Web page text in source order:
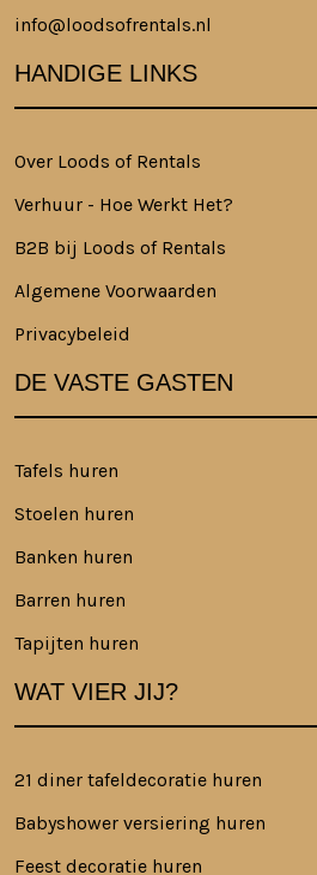
info@loodsofrentals.nl
HANDIGE LINKS
Over Loods of Rentals
Verhuur - Hoe Werkt Het?
B2B bij Loods of Rentals
Algemene Voorwaarden
Privacybeleid
DE VASTE GASTEN
Tafels huren
Stoelen huren
Banken huren
Barren huren
Tapijten huren
WAT VIER JIJ?
21 diner tafeldecoratie huren
Babyshower versiering huren
Feest decoratie huren